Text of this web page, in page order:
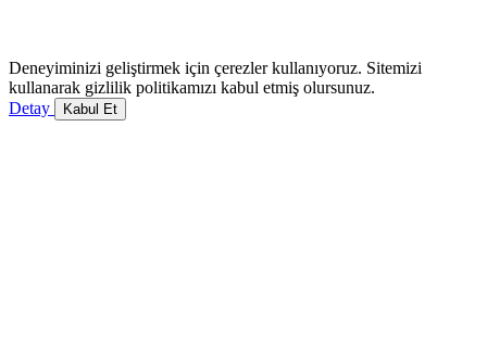
Deneyiminizi geliştirmek için çerezler kullanıyoruz. Sitemizi
kullanarak gizlilik politikamızı kabul etmiş olursunuz.
Detay
Kabul Et